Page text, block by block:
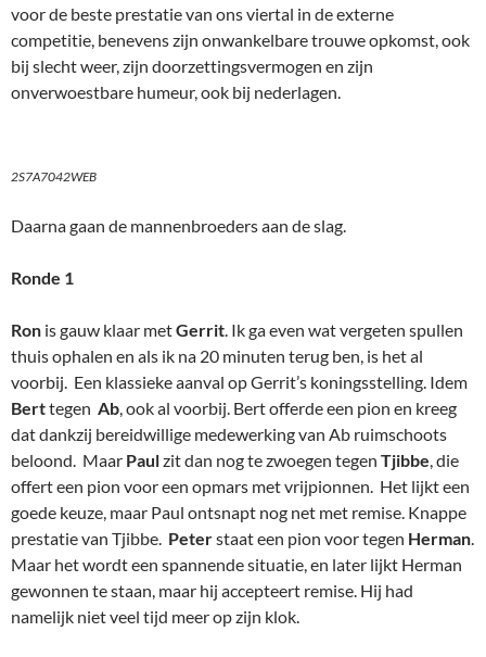
voor de beste prestatie van ons viertal in de externe
competitie, benevens zijn onwankelbare trouwe opkomst, ook
bij slecht weer, zijn doorzettingsvermogen en zijn
onverwoestbare humeur, ook bij nederlagen.
2S7A7042WEB
Daarna gaan de mannenbroeders aan de slag.
Ronde 1
Ron is gauw klaar metGerrit. Ik ga even wat vergeten spullen
thuis ophalen en als ik na 20 minuten terug ben, is het al
voorbij. Een klassieke aanval op Gerrit’s koningsstelling. Idem
Berttegen Ab, ook al voorbij. Bert offerde een pion en kreeg
dat dankzij bereidwillige medewerking van Ab ruimschoots
beloond. Maar Paulzit dan nog te zwoegen tegen Tjibbe, die
offert een pion voor een opmars met vrijpionnen. Het lijkt een
goede keuze, maar Paul ontsnapt nog net met remise. Knappe
prestatie van Tjibbe. Peterstaat een pion voor tegen Herman.
Maar het wordt een spannende situatie, en later lijkt Herman
gewonnen te staan, maar hij accepteert remise. Hij had
namelijk niet veel tijd meer op zijn klok.